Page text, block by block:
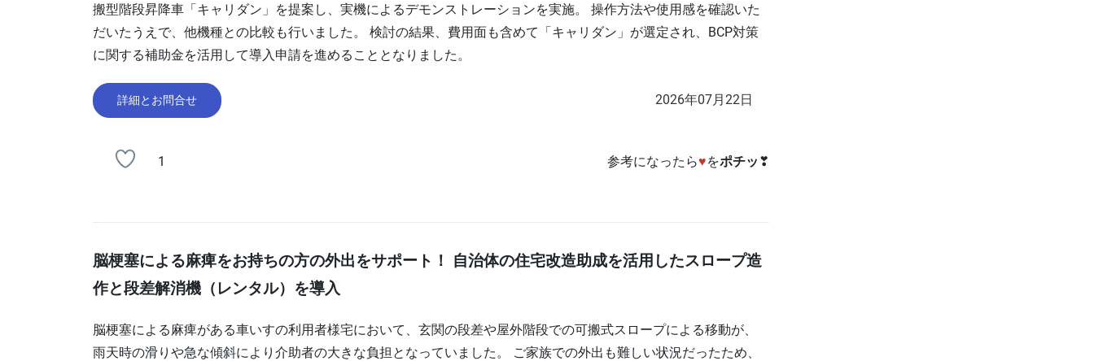
搬型階段昇降車「キャリダン」を提案し、実機によるデモンストレーションを実施。 操作方法や使用感を確認いた
だいたうえで、他機種との比較も行いました。 検討の結果、費用面も含めて「キャリダン」が選定され、BCP対策
に関する補助金を活用して導入申請を進めることとなりました。
詳細とお問合せ 2026年07月22日
1 参考になったら♥をポチッ ❣
脳梗塞による麻痺をお持ちの方の外出をサポート！ 自治体の住宅改造助成を活用したスロープ造
作と段差解消機（レンタル）を導入
脳梗塞による麻痺がある車いすの利用者様宅において、玄関の段差や屋外階段での可搬式スロープによる移動が、
雨天時の滑りや急な傾斜により介助者の大きな負担となっていました。 ご家族での外出も難しい状況だったため、